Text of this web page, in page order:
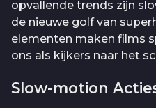
opvallende trends zijn
de nieuwe golf van
elementen maken films
ons als kijkers naar het
Slow-motion